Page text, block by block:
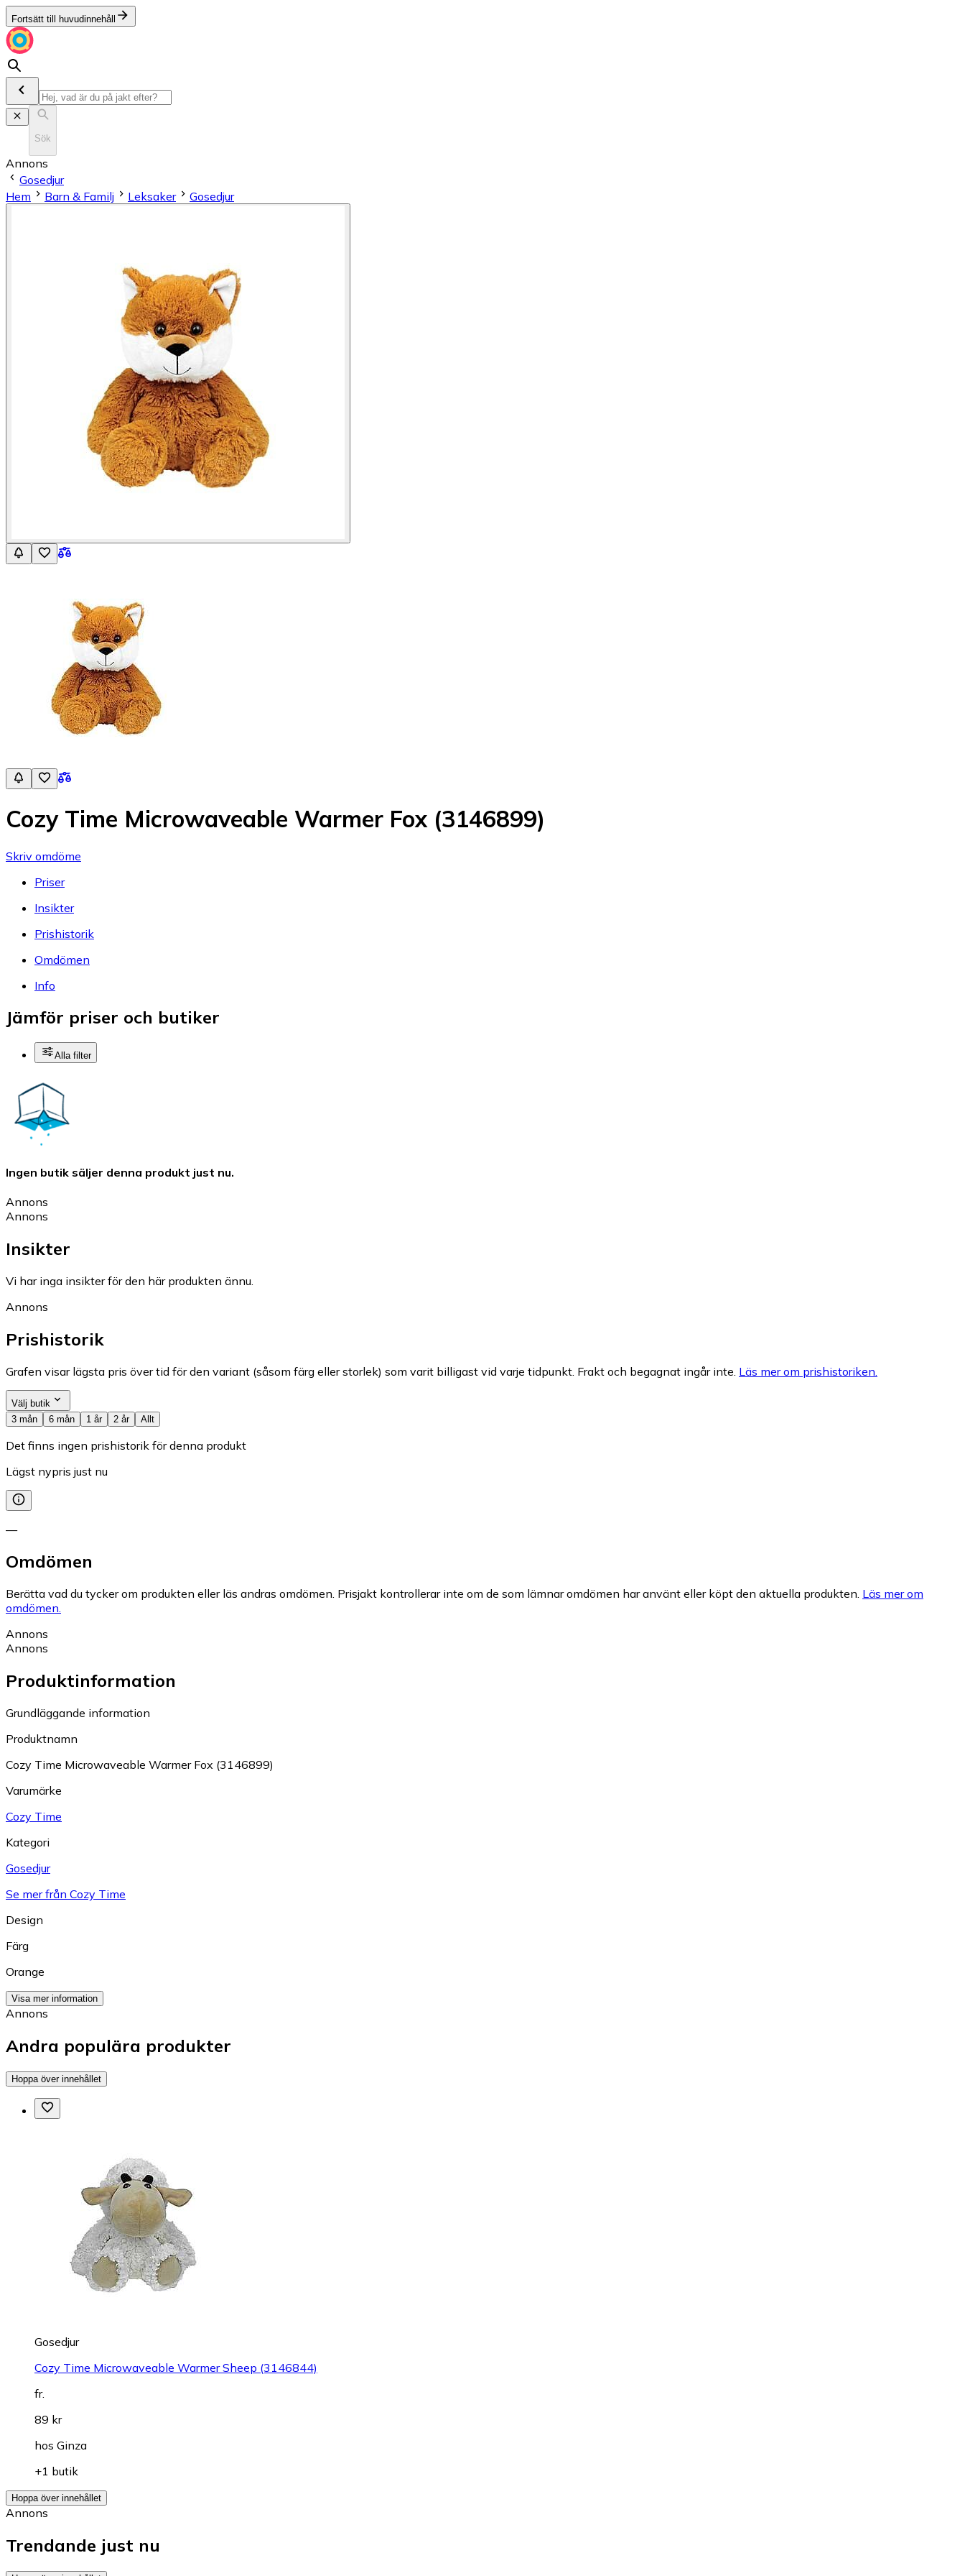
Fortsätt till huvudinnehåll
Sök
Annons
Gosedjur
Hem
Barn & Familj Leksaker Gosedjur
Cozy Time Microwaveable Warmer Fox (3146899)
Skriv omdöme
Priser
Insikter
Prishistorik
Omdömen
Info
Jämför priser och butiker
Alla filter
Ingen butik säljer denna produkt just nu.
Annons
Annons
Insikter
Vi har inga insikter för den här produkten ännu.
Annons
Prishistorik
Grafen visar lägsta pris över tid för den variant (såsom färg eller storlek) som varit billigast vid varje tidpunkt. Frakt och begagnat ingår inte. Läs mer om prishistoriken.
Välj butik
3 mån
6 mån 1 år 2 år Allt
Det finns ingen prishistorik för denna produkt
Lägst nypris just nu
—
Omdömen
Berätta vad du tycker om produkten eller läs andras omdömen. Prisjakt kontrollerar inte om de som lämnar omdömen har använt eller köpt den aktuella produkten. Läs mer om
omdömen.
Annons
Annons
Produktinformation
Grundläggande information
Produktnamn
Cozy Time Microwaveable Warmer Fox (3146899)
Varumärke
Cozy Time
Kategori
Gosedjur
Se mer från Cozy Time
Design
Färg
Orange
Visa mer information
Annons
Andra populära produkter
Hoppa över innehållet
Gosedjur
Cozy Time Microwaveable Warmer Sheep (3146844)
fr.
89 kr
hos Ginza
+1 butik
Hoppa över innehållet
Annons
Trendande just nu